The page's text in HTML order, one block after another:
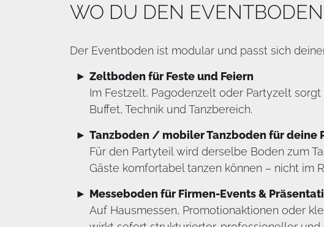
WO DU DEN
Der Eventboden ist modular und passt sich
Zeltboden für Feste und Feiern
Im Festzelt, Pagodenzelt oder Partyzelt
Buffet, Technik und Tanzbereich.
Tanzboden / mobiler Tanzboden für deine
Für den Partyteil wird derselbe Boden zum
Gäste komfortabel tanzen können – nicht im
Messeboden für Firmen-Events &
Auf Hausmessen, Promotionaktionen oder